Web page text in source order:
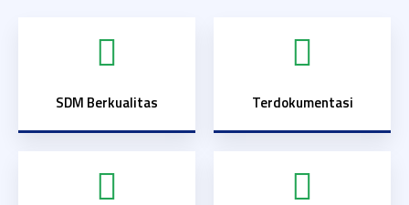
SDM Berkualitas Terdokumentasi